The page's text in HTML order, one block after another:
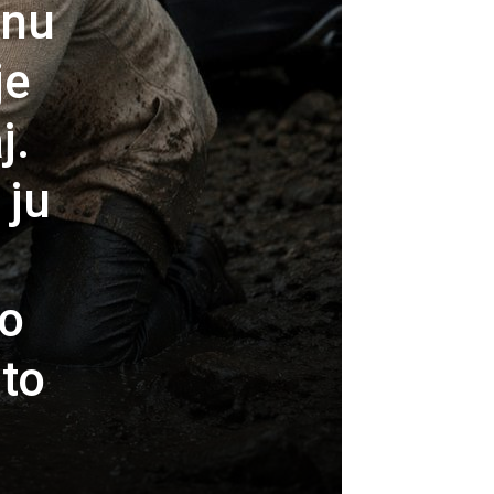
ju